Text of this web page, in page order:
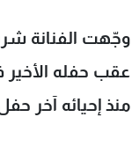
وجّهت الفنانة
منذ إحيائه آخر